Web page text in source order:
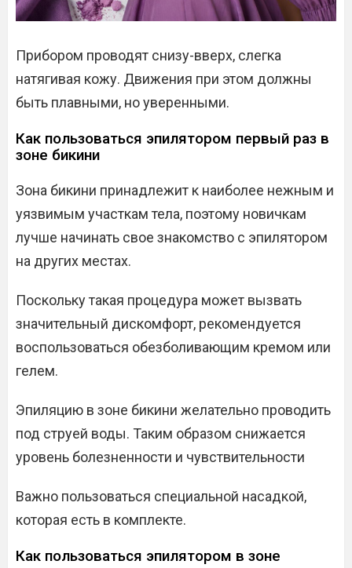
Прибором проводят снизу-вверх, слегка
натягивая кожу. Движения при этом должны
быть плавными, но уверенными.
Как пользоваться эпилятором первый раз в
зоне бикини
Зона бикини принадлежит к наиболее нежным и
уязвимым участкам тела, поэтому новичкам
лучше начинать свое знакомство с эпилятором
на других местах.
Поскольку такая процедура может вызвать
значительный дискомфорт, рекомендуется
воспользоваться обезболивающим кремом или
гелем.
Эпиляцию в зоне бикини желательно проводить
под струей воды. Таким образом снижается
уровень болезненности и чувствительности
Важно пользоваться специальной насадкой,
которая есть в комплекте.
Как пользоваться эпилятором в зоне